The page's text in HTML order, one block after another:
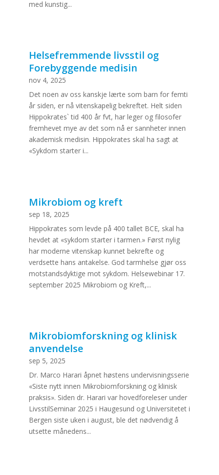
med kunstig...
Helsefremmende livsstil og
Forebyggende medisin
nov 4, 2025
Det noen av oss kanskje lærte som barn for femti
år siden, er nå vitenskapelig bekreftet. Helt siden
Hippokrates` tid 400 år fvt, har leger og filosofer
fremhevet mye av det som nå er sannheter innen
akademisk medisin. Hippokrates skal ha sagt at
«Sykdom starter i...
Mikrobiom og kreft
sep 18, 2025
Hippokrates som levde på 400 tallet BCE, skal ha
hevdet at «sykdom starter i tarmen.» Først nylig
har moderne vitenskap kunnet bekrefte og
verdsette hans antakelse. God tarmhelse gjør oss
motstandsdyktige mot sykdom. Helsewebinar 17.
september 2025 Mikrobiom og Kreft,...
Mikrobiomforskning og klinisk
anvendelse
sep 5, 2025
Dr. Marco Harari åpnet høstens undervisningsserie
«Siste nytt innen Mikrobiomforskning og klinisk
praksis». Siden dr. Harari var hovedforeleser under
LivsstilSeminar 2025 i Haugesund og Universitetet i
Bergen siste uken i august, ble det nødvendig å
utsette månedens...